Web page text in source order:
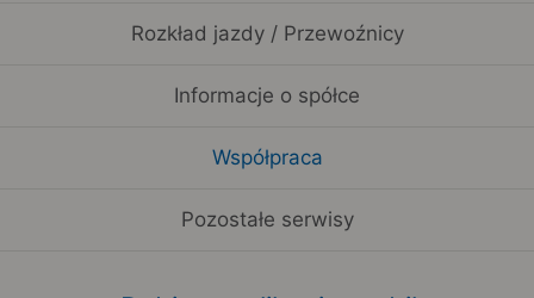
Rozkład jazdy / Przewoźnicy
Informacje o spółce
Współpraca
Pozostałe serwisy